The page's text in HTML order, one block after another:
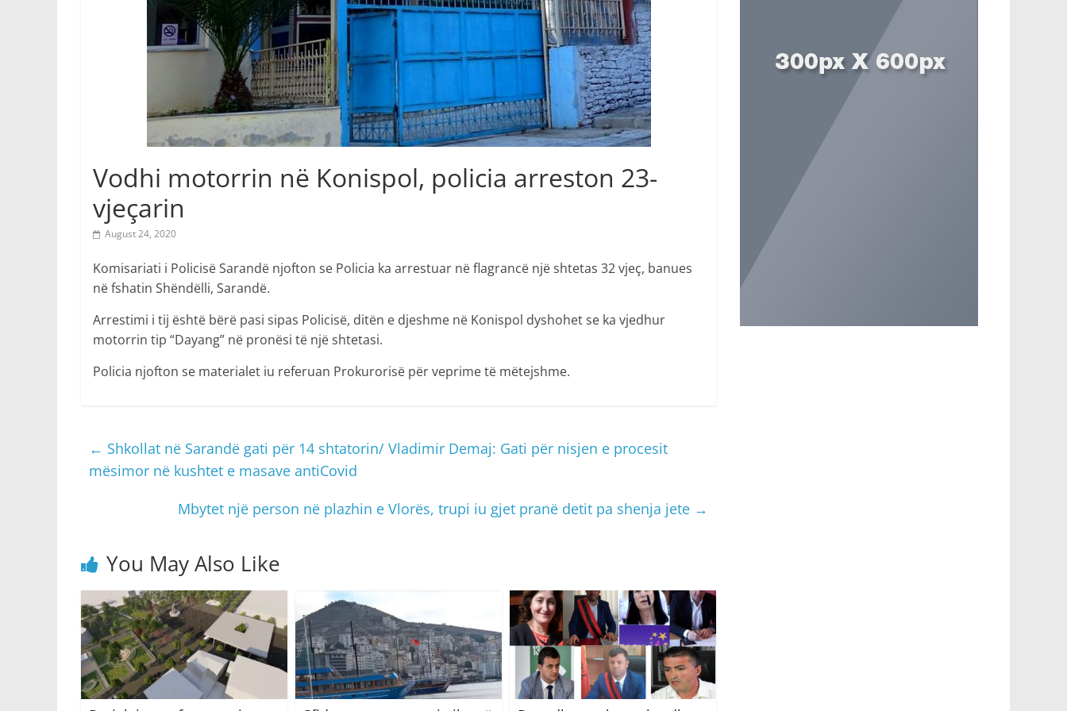
Vodhi motorrin në Konispol, policia arreston 23-
vjeçarin
August 24, 2020
Komisariati i Policisë Sarandë njofton se Policia ka arrestuar në flagrancë një shtetas 32 vjeç, banues
në fshatin Shëndëlli, Sarandë.
Arrestimi i tij është bërë pasi sipas Policisë, ditën e djeshme në Konispol dyshohet se ka vjedhur
motorrin tip “Dayang” në pronësi të një shtetasi.
Policia njofton se materialet iu referuan Prokurorisë për veprime të mëtejshme.
← Shkollat në Sarandë gati për 14 shtatorin/ Vladimir Demaj: Gati për nisjen e procesit
mësimor në kushtet e masave antiCovid
Mbytet një person në plazhin e Vlorës, trupi iu gjet pranë detit pa shenja jete →
You May Also Like